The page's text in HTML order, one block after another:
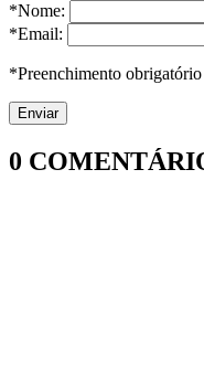
*Nome:
*Email:
*Preenchimento obrigatório
0